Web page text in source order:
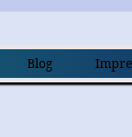
Blog